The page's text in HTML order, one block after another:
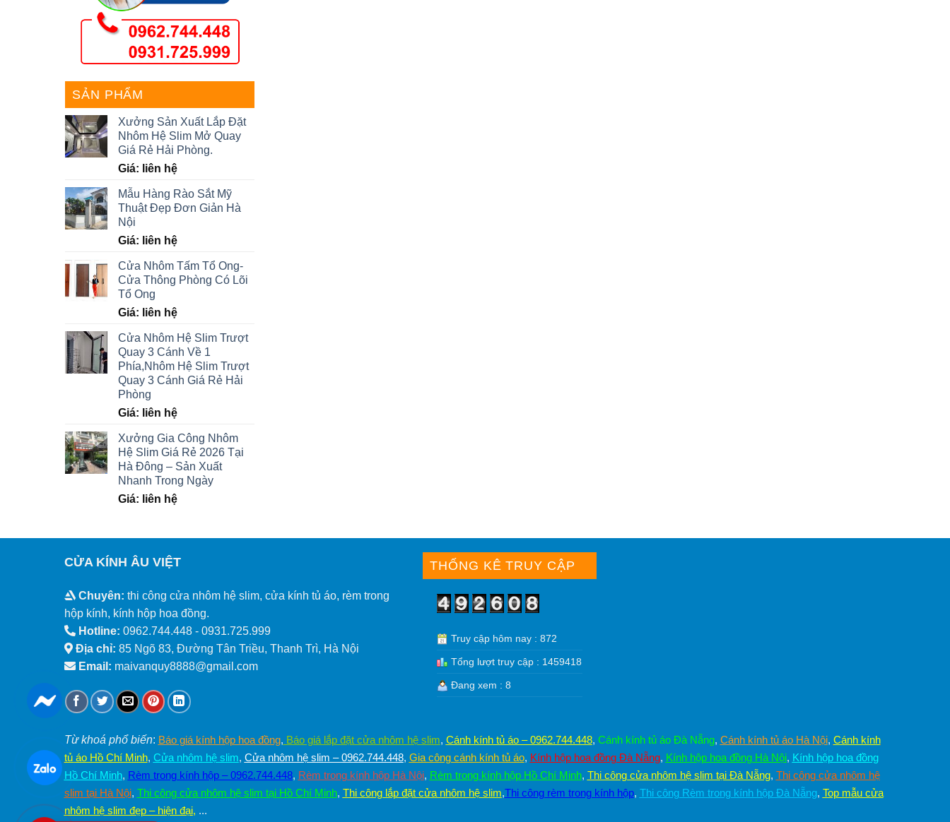
SẢN PHẨM
Xưởng Sản Xuất Lắp Đặt
Nhôm Hệ Slim Mở Quay
Giá Rẻ Hải Phòng.
Giá: liên hệ
Mẫu Hàng Rào Sắt Mỹ
Thuật Đẹp Đơn Giản Hà
Nội
Giá: liên hệ
Cửa Nhôm Tấm Tổ Ong-
Cửa Thông Phòng Có Lõi
Tổ Ong
Giá: liên hệ
Cửa Nhôm Hệ Slim Trượt
Quay 3 Cánh Về 1
Phía,Nhôm Hệ Slim Trượt
Quay 3 Cánh Giá Rẻ Hải
Phòng
Giá: liên hệ
Xưởng Gia Công Nhôm
Hệ Slim Giá Rẻ 2026 Tại
Hà Đông – Sản Xuất
Nhanh Trong Ngày
Giá: liên hệ
CỬA KÍNH ÂU VIỆT
Chuyên: thi công cửa nhôm hệ slim, cửa kính tủ áo, rèm trong
hộp kính, kính hộp hoa đồng.
Hotline: 0962.744.448 - 0931.725.999
Địa chỉ: 85 Ngõ 83, Đường Tân Triều, Thanh Trì, Hà Nội
Email: maivanquy8888@gmail.com
THỐNG KÊ TRUY CẬP
Truy cập hôm nay : 872
Tổng lượt truy cập : 1459418
Đang xem : 8
Từ khoá phổ biến: Báo giá kính hộp hoa đồng, Báo giá lắp đặt cửa nhôm hệ slim, Cánh kính tủ áo – 0962.744.448, Cánh kính tủ áo Đà Nẵng, Cánh kính tủ áo Hà Nội, Cánh kính
tủ áo Hồ Chí Minh, Cửa nhôm hệ slim, Cửa nhôm hệ slim – 0962.744.448, Gia công cánh kính tủ áo, Kính hộp hoa đồng Đà Nẵng, Kính hộp hoa đồng Hà Nội, Kính hộp hoa đồng
Hồ Chí Minh, Rèm trong kính hộp – 0962.744.448, Rèm trong kính hộp Hà Nội, Rèm trong kính hộp Hồ Chí Minh, Thi công cửa nhôm hệ slim tại Đà Nẵng, Thi công cửa nhôm hệ
slim tại Hà Nội, Thi công cửa nhôm hệ slim tại Hồ Chí Minh, Thi công lắp đặt cửa nhôm hệ slim,Thi công rèm trong kính hộp, Thi công Rèm trong kính hộp Đà Nẵng, Top mẫu cửa
nhôm hệ slim đẹp – hiện đại, ...